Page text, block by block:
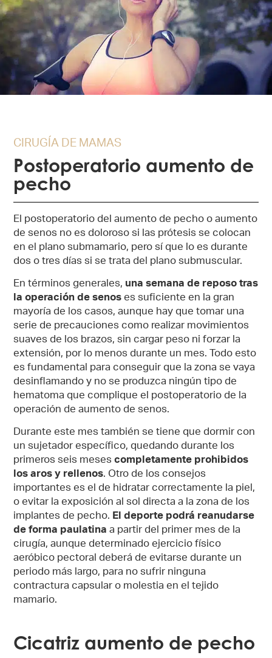
CIRUGÍA DE MAMAS
Postoperatorio aumento de
pecho
El postoperatorio del aumento de pecho o aumento
de senos no es doloroso si las prótesis se colocan
en el plano submamario, pero sí que lo es durante
dos o tres días si se trata del plano submuscular.
En términos generales, una semana de reposo tras
la operación de senos es suficiente en la gran
mayoría de los casos, aunque hay que tomar una
serie de precauciones como realizar movimientos
suaves de los brazos, sin cargar peso ni forzar la
extensión, por lo menos durante un mes. Todo esto
es fundamental para conseguir que la zona se vaya
desinflamando y no se produzca ningún tipo de
hematoma que complique el postoperatorio de la
operación de aumento de senos.
Durante este mes también se tiene que dormir con
un sujetador específico, quedando durante los
primeros seis mesescompletamente prohibidos
los aros y rellenos. Otro de los consejos
importantes es el de hidratar correctamente la piel,
o evitar la exposición al sol directa a la zona de los
implantes de pecho. El deporte podrá reanudarse
de forma paulatina a partir del primer mes de la
cirugía, aunque determinado ejercicio físico
aeróbico pectoral deberá de evitarse durante un
periodo más largo, para no sufrir ninguna
contractura capsular o molestia en el tejido
mamario.
Cicatriz aumento de pecho​